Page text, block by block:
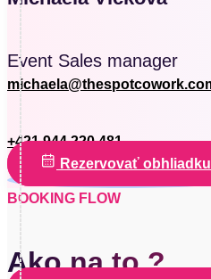
Event Sales manager
+421 944 220 481
Rezervovať obhliadku
BOOKING FLOW
Ako na to ?